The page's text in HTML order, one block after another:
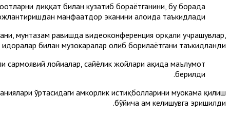
диққат билан кузатиб бораётганини, бу борада
манфаатдор эканини алоҳида таъкидлади.
мунтазам равишда видеоконференция орқали учрашувлар,
билан музокаралар олиб борилаётгани таъкидланди.
лойиҳалар, сайёҳлик жойлари ҳақида маълумот
берилди.
ўртасидаги ҳамкорлик истиқболларини муҳокама қилиш
бўйича ҳам келишувга эришилди.